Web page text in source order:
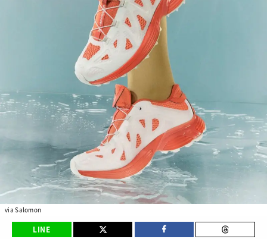
/ スニーカートップ
/ ブランドから探す
/ カラーで探す
/ 発売日カレンダー
STYLES
TOP/ スタイルトップ
STYLE IDEA/ コーデのアイデア
STYLE SNAP/ ストリートスナップ
TOP / ビューティートップ
COSMETICS / コスメアイテム
SNEAKER MIX/ スニーカーMIX
FEATURE
TOP/ 特集トップ
COLUMNS / コラム
CULTURE
via Salomon
LINE